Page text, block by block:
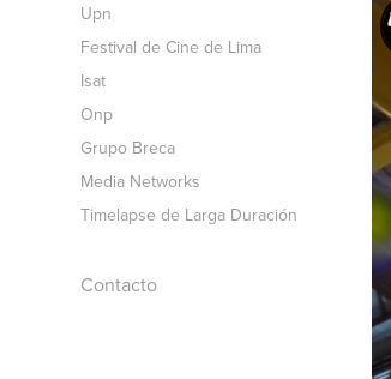
Upn
Festival de Cine de Lima
Isat
Onp
Grupo Breca
Media Networks
Timelapse de Larga Duración
Contacto